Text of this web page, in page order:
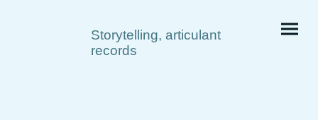
Storytelling, articulant
records